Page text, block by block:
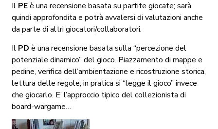
Il PEè una recensione basata su partite giocate; sarà
quindi approfondita e potrà avvalersi di valutazioni anche
da parte di altri giocatori/collaboratori.
Il PD è una recensione basata sulla “percezione del
potenziale dinamico” del gioco. Piazzamento di mappe e
pedine, verifica dell’ambientazione e ricostruzione storica,
lettura delle regole; in pratica si “legge il gioco” invece
che giocarlo. E’ l’approccio tipico del collezionista di
board-wargame…